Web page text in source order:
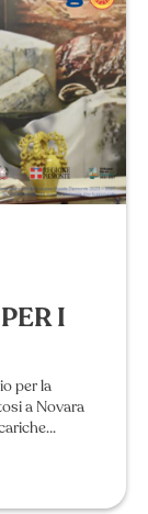
I
per la
a Novara